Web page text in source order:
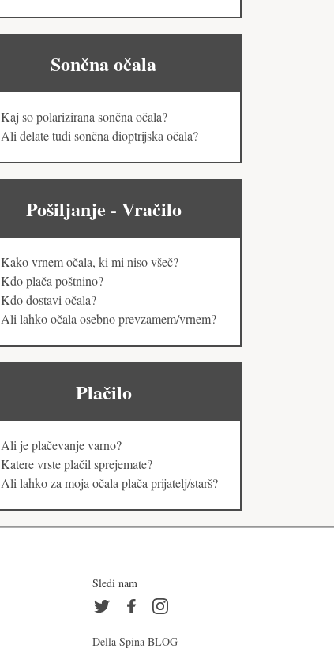
Sončna očala
Kaj so polarizirana sončna očala?
Ali delate tudi sončna dioptrijska očala?
Pošiljanje - Vračilo
Kako vrnem očala, ki mi niso všeč?
Kdo plača poštnino?
Kdo dostavi očala?
Ali lahko očala osebno prevzamem/vrnem?
Plačilo
Ali je plačevanje varno?
Katere vrste plačil sprejemate?
Ali lahko za moja očala plača prijatelj/starš?
Sledi nam
Della Spina BLOG